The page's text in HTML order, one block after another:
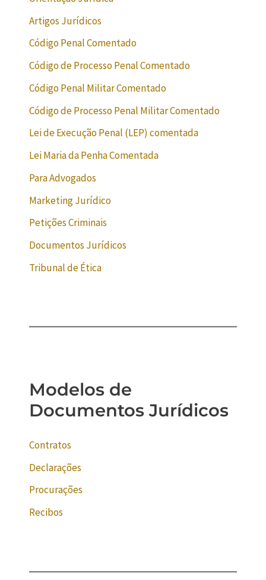
Artigos Jurídicos
Código Penal Comentado
Código de Processo Penal Comentado
Código Penal Militar Comentado
Código de Processo Penal Militar Comentado
Lei de Execução Penal (LEP) comentada
Lei Maria da Penha Comentada
Para Advogados
Marketing Jurídico
Petições Criminais
Documentos Jurídicos
Tribunal de Ética
Modelos de
Documentos Jurídicos
Contratos
Declarações
Procurações
Recibos